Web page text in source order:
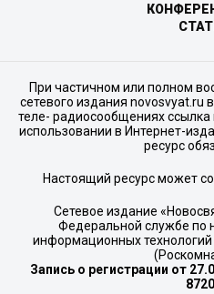
При частичном или полном
сетевого издания novosvyat.ru
теле- радиосообщениях ссылка
использовании в Интернет-
ресурс
Настоящий ресурс может
Сетевое издание
Федеральной службе по
информационных
Запись о регистрации от